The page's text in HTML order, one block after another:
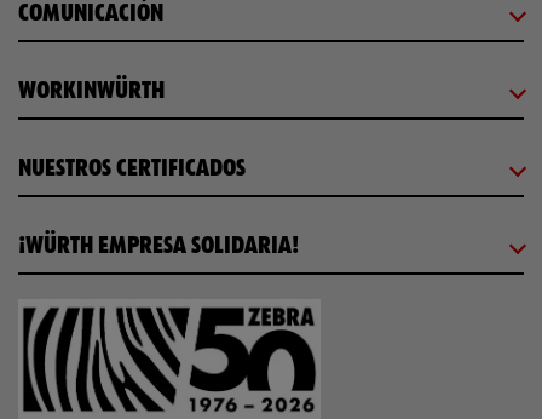
COMUNICACIÓN
WORKINWÜRTH
NUESTROS CERTIFICADOS
¡WÜRTH EMPRESA SOLIDARIA!